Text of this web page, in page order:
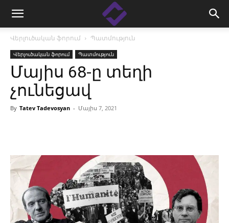
Վերլուծական ֆորում Պատմություն
Վերլուծական ֆորում Պատմություն
Մայիս 68-ը տեղի
չունեցավ
By Tatev Tadevosyan - Մայիս 7, 2021